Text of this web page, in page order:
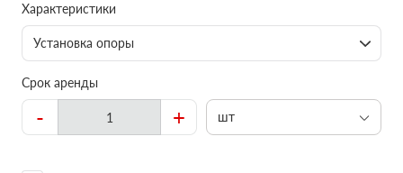
Характеристики
Установка опоры
Срок аренды
- + шт